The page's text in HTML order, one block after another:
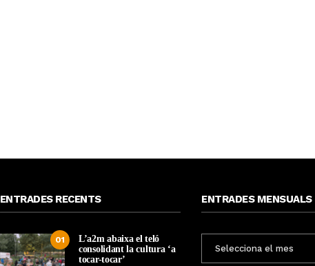
ENTRADES RECENTS
01
L’a2m abaixa el teló
consolidant la cultura ‘a
tocar-tocar’
ENTRADES MENSUALS
MENSUALS